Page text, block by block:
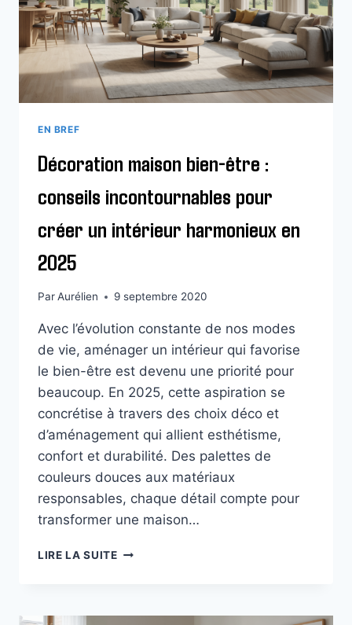
EN BREF
Décoration maison bien-être :
conseils incontournables pour
créer un intérieur harmonieux en
2025
ParAurélien 9 septembre 2020
Avec l’évolution constante de nos modes
de vie, aménager un intérieur qui favorise
le bien-être est devenu une priorité pour
beaucoup. En 2025, cette aspiration se
concrétise à travers des choix déco et
d’aménagement qui allient esthétisme,
confort et durabilité. Des palettes de
couleurs douces aux matériaux
responsables, chaque détail compte pour
transformer une maison…
LIRE LA SUITEDÉCORATION
: